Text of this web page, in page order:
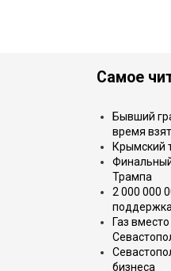
Самое
Бывший
время
Крымский
Финальный
Трампа
2 000 000
Газ
бизнеса